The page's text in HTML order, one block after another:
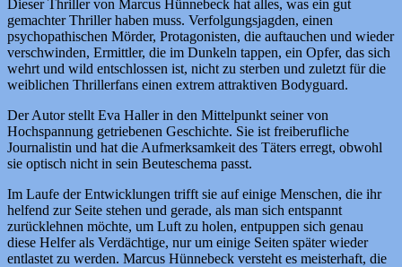
Dieser Thriller von Marcus Hünnebeck hat alles, was ein gut
gemachter Thriller haben muss. Verfolgungsjagden, einen
psychopathischen Mörder, Protagonisten, die auftauchen und wieder
verschwinden, Ermittler, die im Dunkeln tappen, ein Opfer, das sich
wehrt und wild entschlossen ist, nicht zu sterben und zuletzt für die
weiblichen Thrillerfans einen extrem attraktiven Bodyguard.
Der Autor stellt Eva Haller in den Mittelpunkt seiner von
Hochspannung getriebenen Geschichte. Sie ist freiberufliche
Journalistin und hat die Aufmerksamkeit des Täters erregt, obwohl
sie optisch nicht in sein Beuteschema passt.
Im Laufe der Entwicklungen trifft sie auf einige Menschen, die ihr
helfend zur Seite stehen und gerade, als man sich entspannt
zurücklehnen möchte, um Luft zu holen, entpuppen sich genau
diese Helfer als Verdächtige, nur um einige Seiten später wieder
entlastet zu werden. Marcus Hünnebeck versteht es meisterhaft, die